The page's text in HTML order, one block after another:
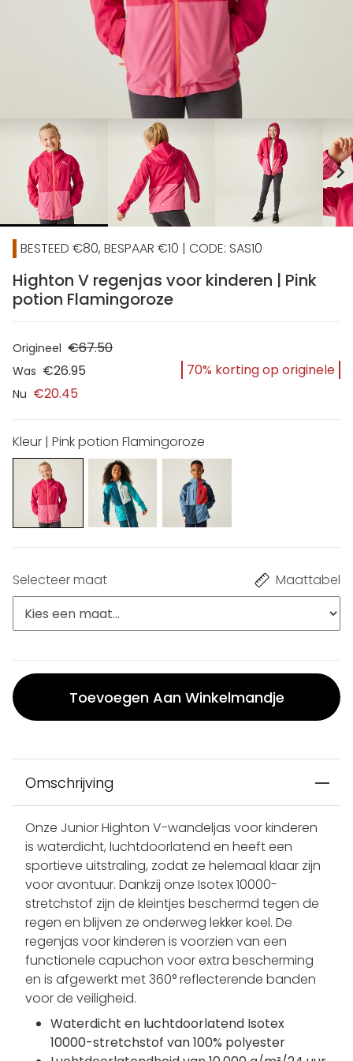
chevron_right
BESTEED €80, BESPAAR €10 | CODE: SAS10
Highton V regenjas voor kinderen | Pink
potion Flamingoroze
Origineel €67.50
Was €26.95
Nu €20.45
70% korting op originele
Kleur | Pink potion Flamingoroze
Selecteer maat Maattabel
Toevoegen Aan Winkelmandje
Omschrijving
Onze Junior Highton V-wandeljas voor kinderen
is waterdicht, luchtdoorlatend en heeft een
sportieve uitstraling, zodat ze helemaal klaar zijn
voor avontuur. Dankzij onze Isotex 10000-
stretchstof zijn de kleintjes beschermd tegen de
regen en blijven ze onderweg lekker koel. De
regenjas voor kinderen is voorzien van een
functionele capuchon voor extra bescherming
en is afgewerkt met 360° reflecterende banden
voor de veiligheid.
Waterdicht en luchtdoorlatend Isotex
10000-stretchstof van 100% polyester